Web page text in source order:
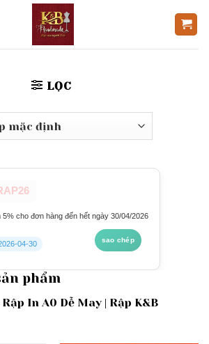
LỌC
5% cho đơn hàng đến hết ngày 30/04/2026
04-30 sao chép
phẩm
In A0 Dễ May | Rập K&B